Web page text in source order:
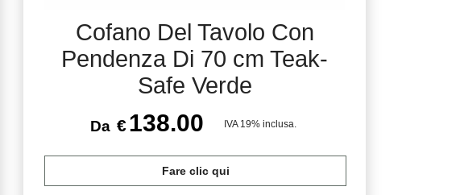
Cofano Del Tavolo Con
Pendenza Di 70 cm Teak-
Safe Verde
Da €138.00 IVA 19% inclusa.
Fare clic qui